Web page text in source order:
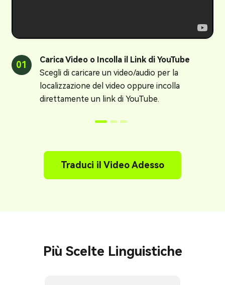
01
Carica Video o Incolla il Link di YouTube
Scegli di caricare un video/audio per la
localizzazione del video oppure incolla
direttamente un link di YouTube.
Traduci il Video Adesso
Più Scelte Linguistiche